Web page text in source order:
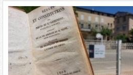
Fenestrier n’a pas encore 42 […]